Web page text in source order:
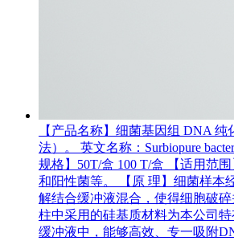
【产品名称】细菌基因组 DNA 纯
法）。 英文名称：Surbiopure
规格】50T/盒 100 T/盒 【适用范
和阳性菌等。 【原 理】细菌样本
解结合缓冲液混合，使得细胞破
柱中采用的硅基质材料为本公司
缓冲液中，能够高效、专一吸附